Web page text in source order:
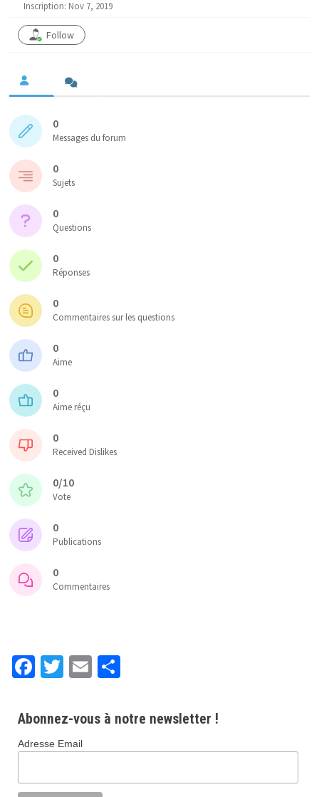
Inscription: Nov 7, 2019
Follow
0
Messages du forum
0
Sujets
0
Questions
0
Réponses
0
Commentaires sur les questions
0
Aime
0
Aime réçu
0
Received Dislikes
0/10
Vote
0
Publications
0
Commentaires
Fa
b
o
o
k
T
tt
er
E
ai
P
ta
r
Abonnez-vous à notre newsletter !
Adresse Email